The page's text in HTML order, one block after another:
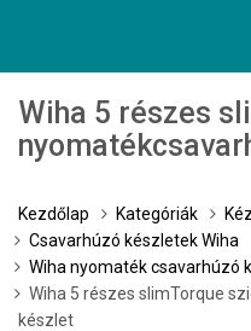
Wiha 5 részes
Kezdőlap Kategóriák
Csavarhúzó készletek Wiha
Wiha nyomaték csavarhúzó
Wiha 5 részes slimTorque
készlet